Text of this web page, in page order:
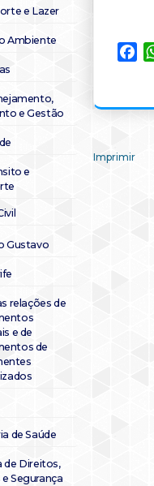
e Lazer
Ambiente
e Gestão
e
Gustavo
relações de
e de
de
de Saúde
de Direitos,
Segurança
Imprimir